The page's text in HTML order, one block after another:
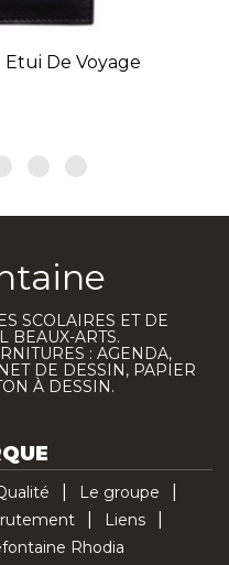
De Voyage
SCOLAIRES ET DE
BEAUX-ARTS.
: AGENDA,
DE DESSIN, PAPIER
À DESSIN.
Le groupe
Liens
Rhodia